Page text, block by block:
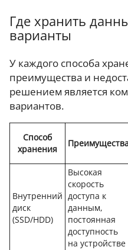
Где хранить
варианты
У каждого способа
преимущества и
решением является
вариантов.
Способ
хранения
Внутренний
диск
(SSD/HDD)
Высокая
скорость
доступа к
данным,
постоянная
доступность
на устройстве